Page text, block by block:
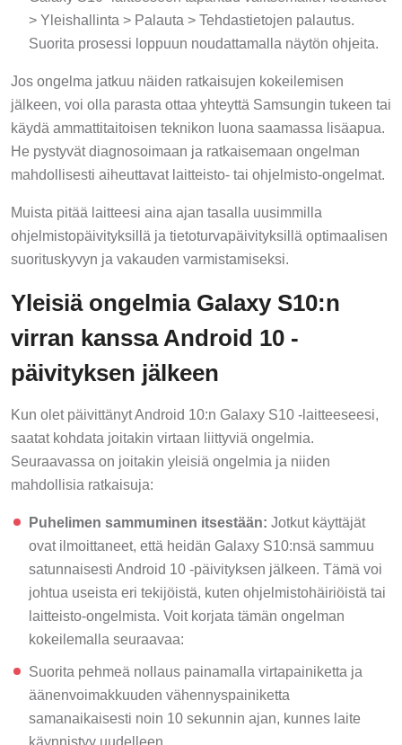
> Yleishallinta > Palauta > Tehdastietojen palautus.
Suorita prosessi loppuun noudattamalla näytön ohjeita.
Jos ongelma jatkuu näiden ratkaisujen kokeilemisen
jälkeen, voi olla parasta ottaa yhteyttä Samsungin tukeen tai
käydä ammattitaitoisen teknikon luona saamassa lisäapua.
He pystyvät diagnosoimaan ja ratkaisemaan ongelman
mahdollisesti aiheuttavat laitteisto- tai ohjelmisto-ongelmat.
Muista pitää laitteesi aina ajan tasalla uusimmilla
ohjelmistopäivityksillä ja tietoturvapäivityksillä optimaalisen
suorituskyvyn ja vakauden varmistamiseksi.
Yleisiä ongelmia Galaxy S10:n
virran kanssa Android 10 -
päivityksen jälkeen
Kun olet päivittänyt Android 10:n Galaxy S10 -laitteeseesi,
saatat kohdata joitakin virtaan liittyviä ongelmia.
Seuraavassa on joitakin yleisiä ongelmia ja niiden
mahdollisia ratkaisuja:
Puhelimen sammuminen itsestään: Jotkut käyttäjät
ovat ilmoittaneet, että heidän Galaxy S10:nsä sammuu
satunnaisesti Android 10 -päivityksen jälkeen. Tämä voi
johtua useista eri tekijöistä, kuten ohjelmistohäiriöistä tai
laitteisto-ongelmista. Voit korjata tämän ongelman
kokeilemalla seuraavaa:
Suorita pehmeä nollaus painamalla virtapainiketta ja
äänenvoimakkuuden vähennyspainiketta
samanaikaisesti noin 10 sekunnin ajan, kunnes laite
käynnistyy uudelleen.